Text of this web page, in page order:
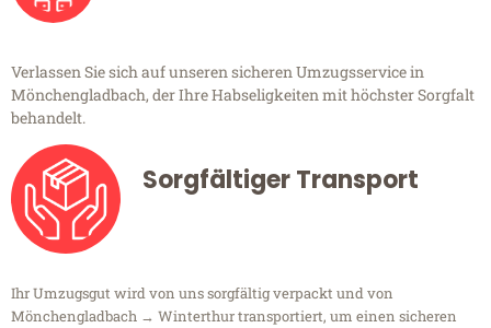
Verlassen Sie sich auf unseren sicheren Umzugsservice in
Mönchengladbach, der Ihre Habseligkeiten mit höchster Sorgfalt
behandelt.
Sorgfältiger Transport
Ihr Umzugsgut wird von uns sorgfältig verpackt und von
Mönchengladbach → Winterthur transportiert, um einen sicheren